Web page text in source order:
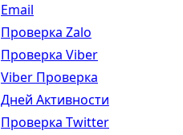
Email
Проверка Zalo
Проверка Viber
Viber Проверка
Дней Активности
Проверка Twitter